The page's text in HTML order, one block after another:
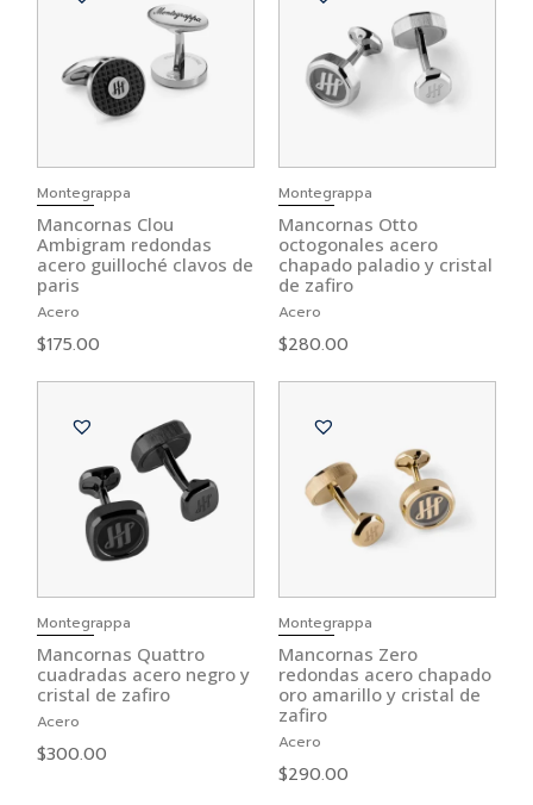
Montegrappa
Mancornas Clou
Ambigram redondas
acero guilloché clavos de
paris
Acero
$175.00
Montegrappa
Mancornas Otto
octogonales acero
chapado paladio y cristal
de zafiro
Acero
$280.00
Montegrappa
Mancornas Quattro
cuadradas acero negro y
cristal de zafiro
Acero
$300.00
Montegrappa
Mancornas Zero
redondas acero chapado
oro amarillo y cristal de
zafiro
Acero
$290.00